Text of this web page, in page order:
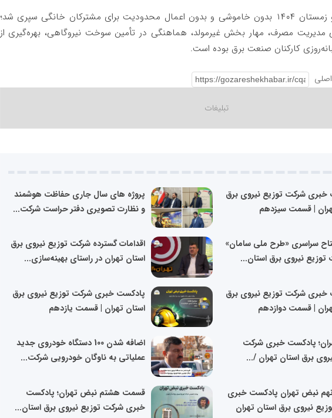
بر اساس این گزارش، پاییز و زمستان ۱۴۰۴ بدون خاموشی و بدون اعمال محدودیت برای مشترکان خانگی سپری شد؛
مدیریت مصرف، مهار بخش غیرمولد، هماهنگی در تأمین سوخت نیروگاهی، بهره‌گیری از
کارکنان صنعت برق بوده است.
خبری شرکت توزیع نیروی برق
| قسمت سیزدهم
پروژه های سال جاری حفاظت هوشمند
و نظارت تصویری دفتر حراست شرکت...
سراسری «طرح ملی سامان»
توزیع نیروی برق استان...
اقدامات گسترده شرکت توزیع نیروی برق
استان تهران در راستای بهینه‌سازی...
خبری شرکت توزیع نیروی برق
| قسمت دوازدهم
پادکست خبری شرکت توزیع نیروی برق
استان تهران | قسمت یازدهم
پادکست خبری شرکت
برق استان تهران /...
اضافه شدن 100 دستگاه خودروی جدید
عملیاتی به ناوگان خودرویی شرکت...
نبض تهران پادکست خبری
نیروی برق استان تهران
قسمت هشتم نبض تهران؛ پادکست
خبری شرکت توزیع نیروی برق استان...